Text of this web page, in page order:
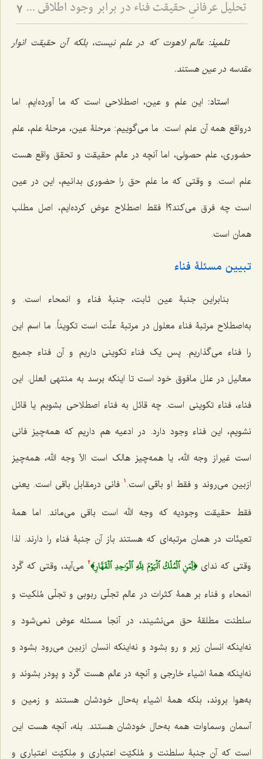
تحلیل عرفانیِ حقیقت فناء در برابر وجود اطلاقی - نقد استقلال عین ثابت و تبیین صرافت وجود در سلوک شهودی 7
تلمیذ: عالم لاهوت که در علم نیست، بلکه آن حقیقت انوار
مقدسه در عین هستند.
استاد: این علم و عین، اصطلاحی است که ما آورده‌ایم. اما
درواقع همه آن علم است. ما می‌گوییم: مرحلۀ عین، مرحلۀ علم، علم
حضوری، علم حصولی، اما آنچه در عالم حقیقت و تحقق واقع هست
علم است. و وقتی که ما علم حق را حضوری بدانیم، این در عین
است چه فرق می‌کند؟! فقط اصطلاح عوض کرده‌ایم، اصل مطلب
همان است.
تبیین مسئلۀ فناء
بنابراین جنبۀ عین ثابت، جنبۀ فناء و انمحاء است. و
به‌اصطلاح مرتبۀ فناء معلول در مرتبۀ علّت است تکویناً. ما اسم این
را فناء می‌گذاریم. پس یک فناء تکوینی داریم و آن فناء جمیع
معالیل در علل مافوق خود است تا اینکه برسد به منتهی العلل. این
فناء، فناء تکوینی است. چه قائل به فناء اصطلاحی بشویم یا قائل
نشویم، این فناء وجود دارد. در ادعیه هم داریم که همه‌چیز فانی
است غیر از وجه الله، یا همه‌چیز هالک است الاّ وجه الله، همه‌چیز
ازبین می‌روند و فقط او باقی است. 1
فانی درمقابل باقی است. یعنی
فقط حقیقت وجودیه که وجه الله است باقی می‌ماند. اما همۀ
تعینّات در همان مرتبه‌ای که هستند باز آن جنبۀ فناء را دارند. لذا
وقتی که ندای﴿لِّمَنِ ٱلۡمُلۡكُ ٱلۡيَوۡمَ لِلَّهِ ٱلۡوَٰحِدِ ٱلۡقَهَّارِ﴾2
می‌آید، وقتی که گَرد
انمحاء و فناء بر همۀ کثرات در عالم تجلّی ربوبی و تجلّی مُلکیت و
سلطنت مطلقۀ حق می‌نشیند، در آنجا مسئله عوض نمی‌شود و
نه‌اینکه انسان زیر و رو بشود و نه‌اینکه انسان ازبین می‌رود بشود و
نه‌اینکه همۀ اشیاء خارجی و آنچه در عالم هست گَرد و پودر بشوند و
به‌هوا بروند، بلکه همۀ اشیاء به‌حال خودشان هستند و زمین و
آسمان وسماوات همه به‌حال خودشان هستند. بله، آنچه هست این
است که آن جنبۀ سلطنت و مُلکیّت اعتباری و مِلکیّت اعتباری و